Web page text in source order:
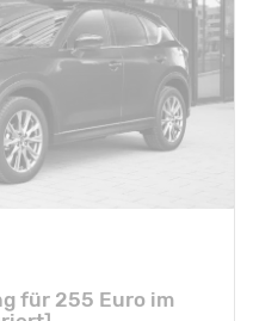
für 255 Euro im